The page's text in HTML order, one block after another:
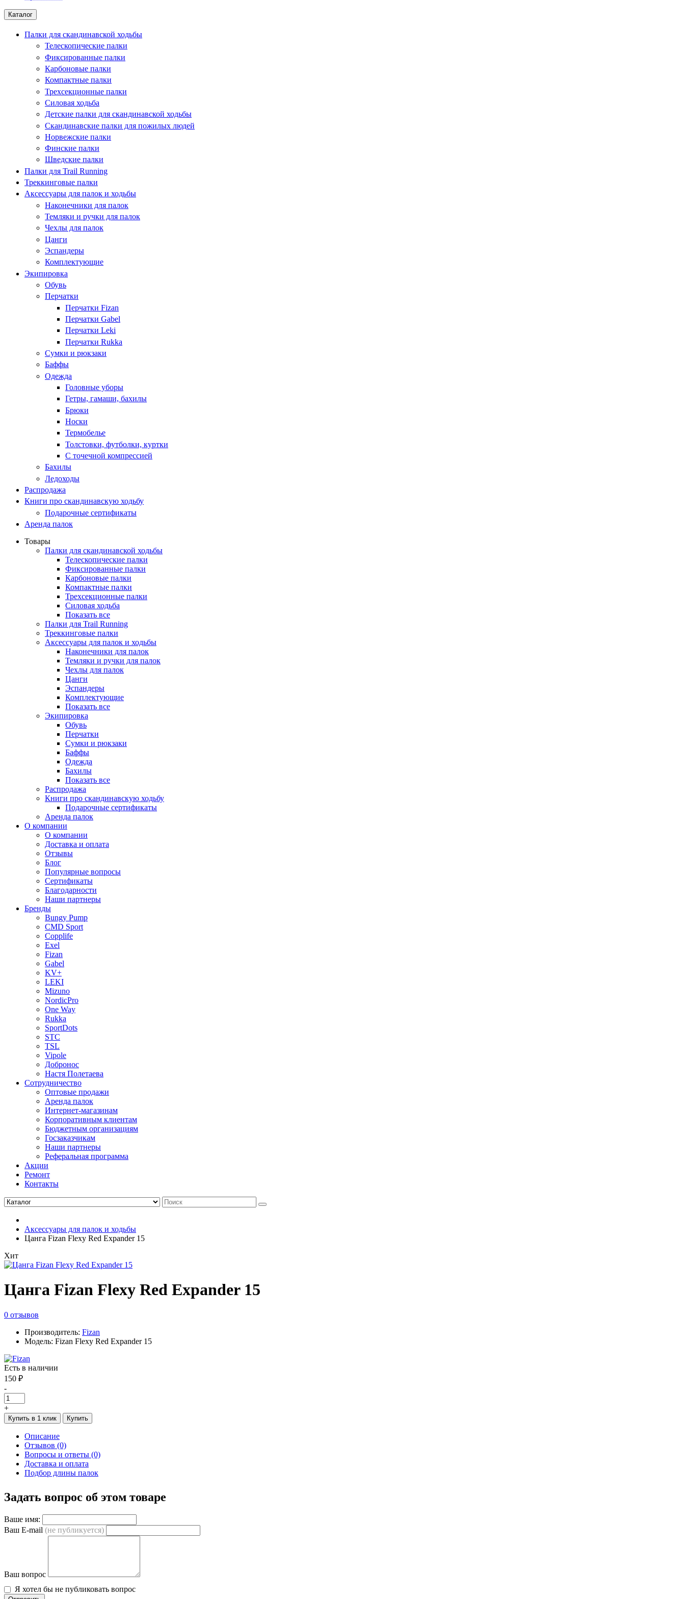
Каталог
Палки для скандинавской ходьбы
Телескопические палки
Фиксированные палки
Карбоновые палки
Компактные палки
Трехсекционные палки
Силовая ходьба
Детские палки для скандинавской ходьбы
Скандинавские палки для пожилых людей
Норвежские палки
Финские палки
Шведские палки
Палки для Trail Running
Треккинговые палки
Аксессуары для палок и ходьбы
Наконечники для палок
Темляки и ручки для палок
Чехлы для палок
Цанги
Эспандеры
Комплектующие
Экипировка
Обувь
Перчатки
Перчатки Fizan
Перчатки Gabel
Перчатки Leki
Перчатки Rukka
Сумки и рюкзаки
Баффы
Одежда
Головные уборы
Гетры, гамаши, бахилы
Брюки
Носки
Термобелье
Толстовки, футболки, куртки
С точечной компрессией
Бахилы
Ледоходы
Распродажа
Книги про скандинавскую ходьбу
Подарочные сертификаты
Аренда палок
Товары
Палки для скандинавской ходьбы
Телескопические палки
Фиксированные палки
Карбоновые палки
Компактные палки
Трехсекционные палки
Силовая ходьба
Показать все
Палки для Trail Running
Треккинговые палки
Аксессуары для палок и ходьбы
Наконечники для палок
Темляки и ручки для палок
Чехлы для палок
Цанги
Эспандеры
Комплектующие
Показать все
Экипировка
Обувь
Перчатки
Сумки и рюкзаки
Баффы
Одежда
Бахилы
Показать все
Распродажа
Книги про скандинавскую ходьбу
Подарочные сертификаты
Аренда палок
О компании
О компании
Доставка и оплата
Отзывы
Блог
Популярные вопросы
Сертификаты
Благодарности
Наши партнеры
Бренды
Bungy Pump
CMD Sport
Copplife
Exel
Fizan
Gabel
KV+
LEKI
Mizuno
NordicPro
One Way
Rukka
SportDots
STC
TSL
Vipole
Добронос
Настя Полетаева
Сотрудничество
Оптовые продажи
Аренда палок
Интернет-магазинам
Корпоративным клиентам
Бюджетным организациям
Госзаказчикам
Наши партнеры
Реферальная программа
Акции
Ремонт
Контакты
Аксессуары для палок и ходьбы
Цанга Fizan Flexy Red Expander 15
Хит
Цанга Fizan Flexy Red Expander 15
0 отзывов
Производитель: Fizan
Модель: Fizan Flexy Red Expander 15
Есть в наличии
150 ₽
-
+
Купить в 1 клик Купить
Описание
Отзывов (0)
Вопросы и ответы (0)
Доставка и оплата
Подбор длины палок
Задать вопрос об этом товаре
Ваше имя:
Ваш E-mail (не публикуется)
Ваш вопрос
Я хотел бы не публиковать вопрос